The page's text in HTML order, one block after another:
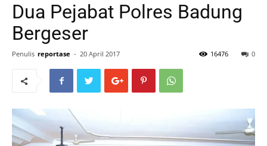
Dua Pejabat Polres Badung
Bergeser
Penulis reportase - 20 April 2017 0
16476